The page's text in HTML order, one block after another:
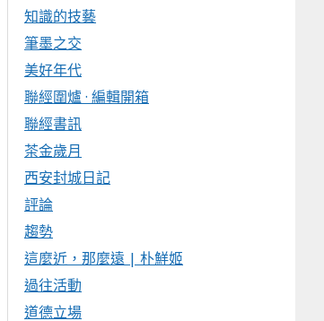
知識的技藝
筆墨之交
美好年代
聯經圍爐 · 編輯開箱
聯經書訊
茶金歲月
西安封城日記
評論
趨勢
這麼近，那麼遠 | 朴鮮姬
過往活動
道德立場